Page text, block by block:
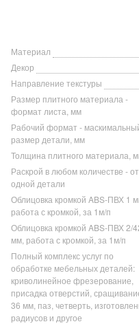
Материал
Декор
Направление текстуры
Размер плитного материала -
формат листа, мм
Рабочий формат -
размер детали, мм
Толщина плитного материала,
Раскрой в любом количестве - от
одной детали
Облицовка кромкой ABS-ПВХ 1
работа с кромкой, за 1м/п
Облицовка кромкой ABS-ПВХ 2/
мм, работа с кромкой, за 1м/п
Полный комплекс услуг по
обработке мебельных деталей:
криволинейное фрезерование,
присадка отверстий,
36 мм, паз, четверть,
радиусов и другое